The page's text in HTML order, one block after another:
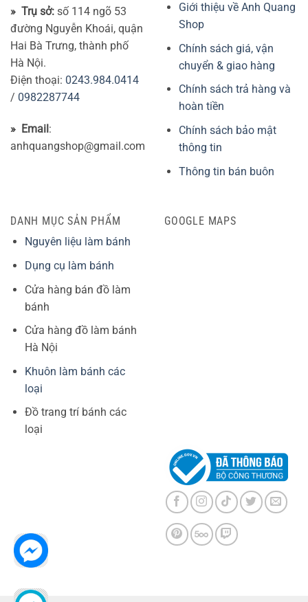
» Trụ sở: số 114 ngõ 53
đường Nguyễn Khoái, quận
Hai Bà Trưng, thành phố
Hà Nội.
Điện thoại: 0243.984.0414
/ 0982287744
» Email:
anhquangshop@gmail.com
Giới thiệu về Anh Quang
Shop
Chính sách giá, vận
chuyển & giao hàng
Chính sách trả hàng và
hoàn tiền
Chính sách bảo mật
thông tin
Thông tin bán buôn
DANH MỤC SẢN PHẨM
Nguyên liệu làm bánh
Dụng cụ làm bánh
Cửa hàng bán đồ làm
bánh
Cửa hàng đồ làm bánh
Hà Nội
Khuôn làm bánh các
loại
Đồ trang trí bánh các
loại
GOOGLE MAPS